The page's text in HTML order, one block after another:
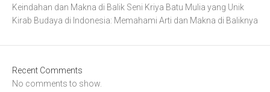
Keindahan dan Makna di Balik Seni Kriya Batu Mulia yang Unik
Kirab Budaya di Indonesia: Memahami Arti dan Makna di Baliknya
Recent Comments
No comments to show.